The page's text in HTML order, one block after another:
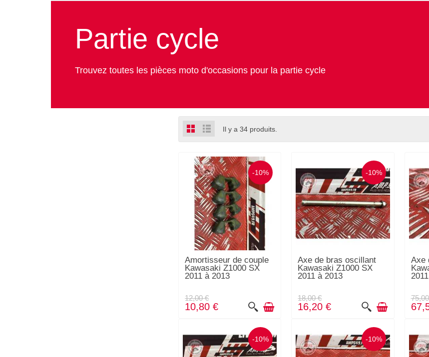
Partie cycle
Trouvez toutes les pièces moto d'occasions pour la partie cycle
Il y a 34 produits.
-10%
Amortisseur de couple
Kawasaki Z1000 SX
2011 à 2013
12,00 €
10,80 €
-10%
Axe de bras oscillant
Kawasaki Z1000 SX
2011 à 2013
18,00 €
16,20 €
Axe
-10% -10%